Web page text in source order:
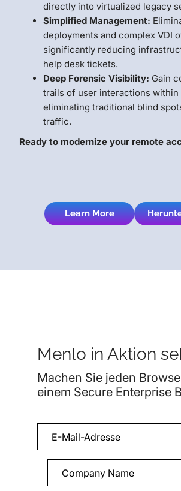
directly into virtualized legacy
Simplified Management:
deployments and complex VDI
significantly reducing
help desk tickets.
Deep Forensic Visibility: Gain
trails of user interactions within
eliminating traditional blind
traffic.
Ready to modernize your remote
Learn More
Menlo in Aktion
Machen Sie jeden
einem Secure Enterprise